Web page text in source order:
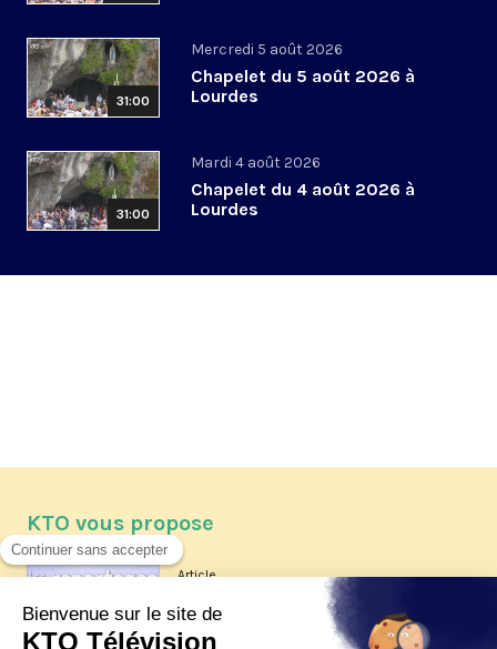
31:00
Mercredi 5 août 2026
Chapelet du 5 août 2026 à
Lourdes
31:00
Mardi 4 août 2026
Chapelet du 4 août 2026 à
Lourdes
KTO vous propose
Article
Les reportages d'été 2026 de KTO